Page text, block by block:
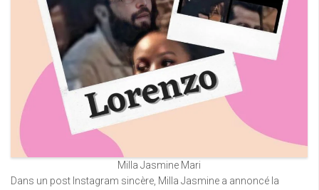
Milla Jasmine Mari
Dans un post Instagram sincère, Milla Jasmine a annoncé la